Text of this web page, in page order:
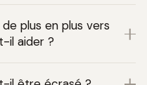
plus en plus vers
il aider ?